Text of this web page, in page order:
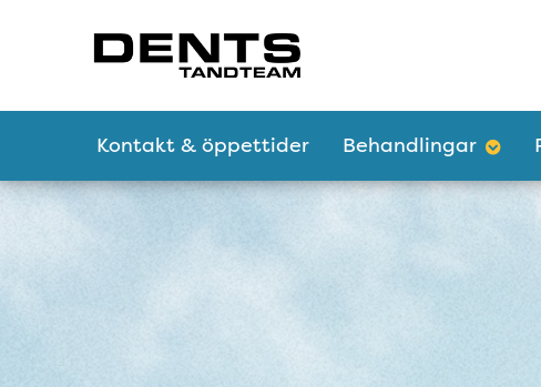
Kontakt & öppettider Behandlingar
DENTS Tandteam -